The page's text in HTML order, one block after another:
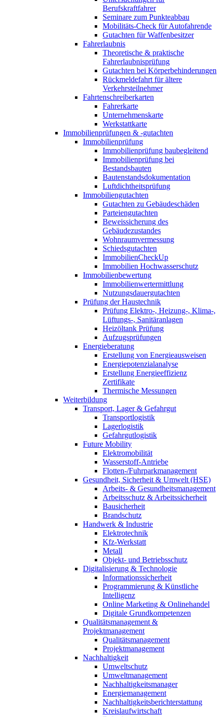
Berufskraftfahrer
Seminare zum Punkteabbau
Mobilitäts-Check für Autofahrende
Gutachten für Waffenbesitzer
Fahrerlaubnis
Theoretische & praktische
Fahrerlaubnisprüfung
Gutachten bei Körperbehinderungen
Rückmeldefahrt für ältere
Verkehrsteilnehmer
Fahrtenschreiberkarten
Fahrerkarte
Unternehmenskarte
Werkstattkarte
Immobilienprüfungen & -gutachten
Immobilienprüfung
Immobilienprüfung baubegleitend
Immobilienprüfung bei
Bestandsbauten
Bautenstandsdokumentation
Luftdichtheitsprüfung
Immobiliengutachten
Gutachten zu Gebäudeschäden
Parteiengutachten
Beweissicherung des
Gebäudezustandes
Wohnraumvermessung
Schiedsgutachten
ImmobilienCheckUp
Immobilien Hochwasserschutz
Immobilienbewertung
Immobilienwertermittlung
Nutzungsdauergutachten
Prüfung der Haustechnik
Prüfung Elektro-, Heizung-, Klima-,
Lüftungs-, Sanitäranlagen
Heizöltank Prüfung
Aufzugsprüfungen
Energieberatung
Erstellung von Energieausweisen
Energiepotenzialanalyse
Erstellung Energieeffizienz
Zertifikate
Thermische Messungen
Weiterbildung
Transport, Lager & Gefahrgut
Transportlogistik
Lagerlogistik
Gefahrgutlogistik
Future Mobility
Elektromobilität
Wasserstoff-Antriebe
Flotten-/Fuhrparkmanagement
Gesundheit, Sicherheit & Umwelt (HSE)
Arbeits- & Gesundheitsmanagement
Arbeitsschutz & Arbeitssicherheit
Bausicherheit
Brandschutz
Handwerk & Industrie
Elektrotechnik
Kfz-Werkstatt
Metall
Objekt- und Betriebsschutz
Digitalisierung & Technologie
Informationssicherheit
Programmierung & Künstliche
Intelligenz
Online Marketing & Onlinehandel
Digitale Grundkompetenzen
Qualitätsmanagement &
Projektmanagement
Qualitätsmanagement
Projektmanagement
Nachhaltigkeit
Umweltschutz
Umweltmanagement
Nachhaltigkeitsmanager
Energiemanagement
Nachhaltigkeitsberichterstattung
Kreislaufwirtschaft